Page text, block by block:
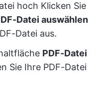
hoch Klicken Sie
Datei auswählen
Datei aus.
PDF-Datei
Sie Ihre PDF-Datei